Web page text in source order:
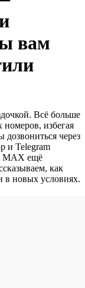
вам
Всё больше
избегая
через
и Telegram
MAX ещё
как
в новых условиях.